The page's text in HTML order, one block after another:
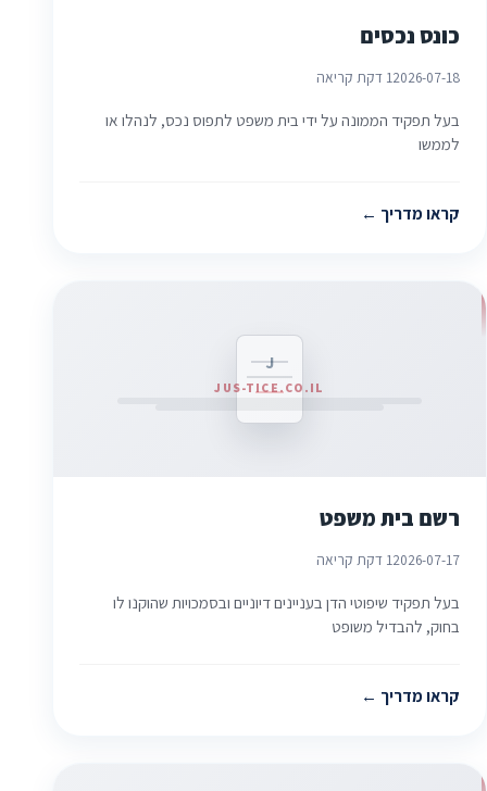
כונס נכסים
2026-07-181 דקת קריאה
בעל תפקיד הממונה על ידי בית משפט לתפוס נכס, לנהלו או
לממשו
קראו מדריך
J
JUS-TICE.CO.IL
רשם בית משפט
2026-07-171 דקת קריאה
בעל תפקיד שיפוטי הדן בעניינים דיוניים ובסמכויות שהוקנו לו
בחוק, להבדיל משופט
קראו מדריך